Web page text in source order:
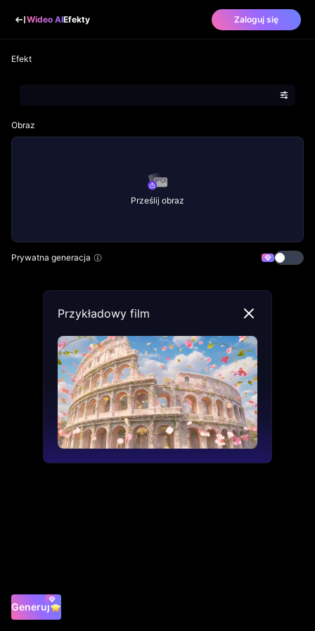
Wideo AIEfekty Zaloguj się
Efekt
Obraz
Prześlij obraz
Prywatna generacja
Generuj
Przykładowy film